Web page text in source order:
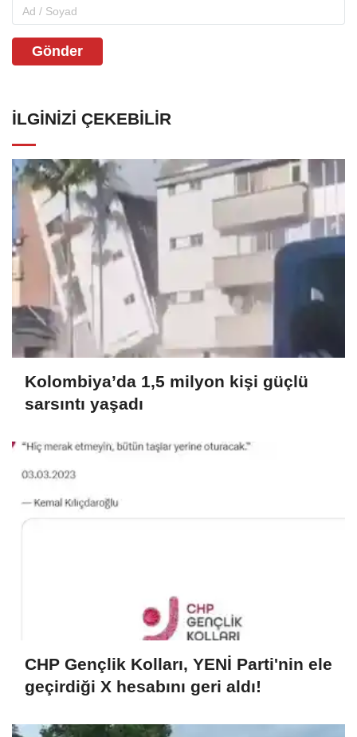
Gönder
İLGINIZI ÇEKEBILIR
Kolombiya’da 1,5 milyon kişi güçlü
sarsıntı yaşadı
CHP Gençlik Kolları, YENİ Parti'nin ele
geçirdiği X hesabını geri aldı!